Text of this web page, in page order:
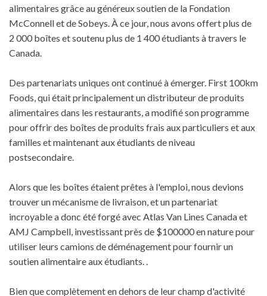
alimentaires grâce au généreux soutien de la Fondation
McConnell et de Sobeys. À ce jour, nous avons offert plus de
2 000 boîtes et soutenu plus de 1 400 étudiants à travers le
Canada.
Des partenariats uniques ont continué à émerger. First 100km
Foods, qui était principalement un distributeur de produits
alimentaires dans les restaurants, a modifié son programme
pour offrir des boîtes de produits frais aux particuliers et aux
familles et maintenant aux étudiants de niveau
postsecondaire.
Alors que les boîtes étaient prêtes à l'emploi, nous devions
trouver un mécanisme de livraison, et un partenariat
incroyable a donc été forgé avec Atlas Van Lines Canada et
AMJ Campbell, investissant près de $100000 en nature pour
utiliser leurs camions de déménagement pour fournir un
soutien alimentaire aux étudiants. .
Bien que complètement en dehors de leur champ d'activité